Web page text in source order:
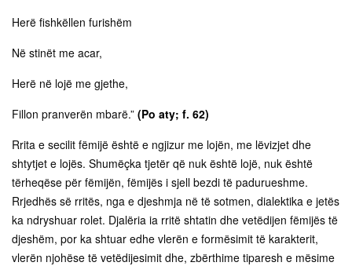
Herë fishkëllen furishëm
Në stinët me acar,
Herë në lojë me gjethe,
Fillon pranverën mbarë.” (Po aty; f. 62)
Rrita e secilit fëmijë është e ngjizur me lojën, me lëvizjet dhe
shtytjet e lojës. Shumëçka tjetër që nuk është lojë, nuk është
tërheqëse për fëmijën, fëmijës i sjell bezdi të padurueshme.
Rrjedhës së rritës, nga e djeshmja në të sotmen, dialektika e jetës
ka ndryshuar rolet. Djalëria ia rritë shtatin dhe vetëdijen fëmijës të
djeshëm, por ka shtuar edhe vlerën e formësimit të karakterit,
vlerën njohëse të vetëdijesimit dhe, zbërthime tiparesh e mësime